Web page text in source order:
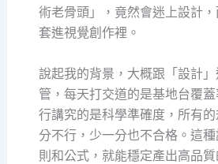
術老骨頭」，竟然會迷上設計
套進視覺創作裡。
說起我的背景，大概跟「設計
管，每天打交道的是基地台覆
行講究的是科學準確度，所有
分不行，少一分也不合格。這
則和公式，就能穩定產出高品質